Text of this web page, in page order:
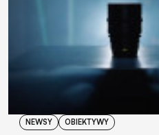
NEWSY OBIEKTYWY